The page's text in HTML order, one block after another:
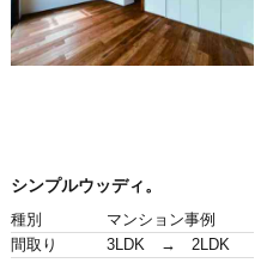
シンプルウッディ。
種別
マンション事例
間取り
3LDK → 2LDK